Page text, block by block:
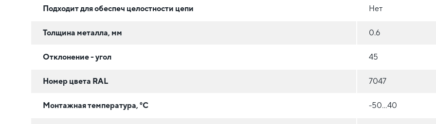
Подходит для обеспеч целостности цепи Нет
Толщина металла, мм 0.6
Отклонение - угол 45
Номер цвета RAL 7047
Монтажная температура, °C -50...40